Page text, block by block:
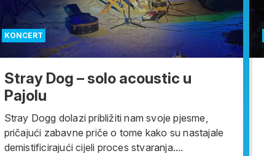
KONCERT
Stray Dog – solo acoustic u
Pajolu
Stray Dogg dolazi približiti nam svoje pjesme,
pričajući zabavne priče o tome kako su nastajale
demistificirajući cijeli proces stvaranja....